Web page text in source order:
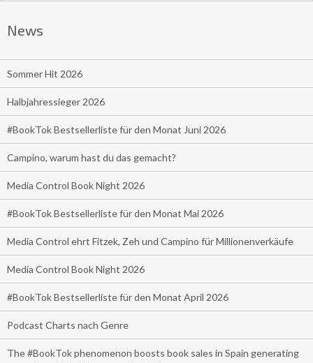
News
Sommer Hit 2026
Halbjahressieger 2026
#BookTok Bestsellerliste für den Monat Juni 2026
Campino, warum hast du das gemacht?
Media Control Book Night 2026
#BookTok Bestsellerliste für den Monat Mai 2026
Media Control ehrt Fitzek, Zeh und Campino für Millionenverkäufe
Media Control Book Night 2026
#BookTok Bestsellerliste für den Monat April 2026
Podcast Charts nach Genre
The #BookTok phenomenon boosts book sales in Spain generating